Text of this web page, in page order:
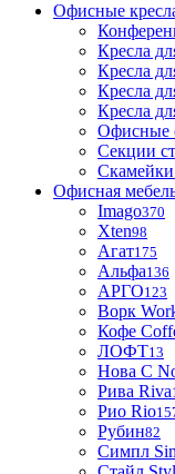
Офисные
Кресла
Кресла
Кресла
Кресла
Офисные
Секции
Скамейки
Офисная
Imago370
Xten98
Агат175
Альфа136
АРГО123
Ворк
Кофе
ЛОФТ13
Нова С
Рива Riva
Рио Rio
Рубин82
Симпл